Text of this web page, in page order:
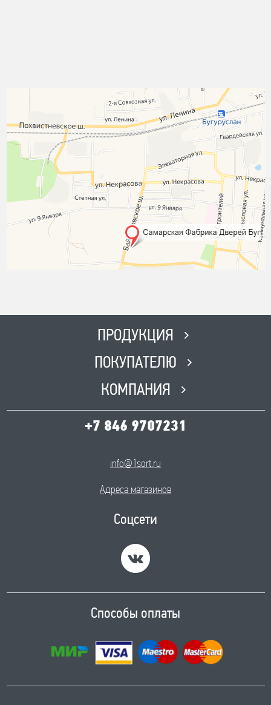
ПРОДУКЦИЯ
ПОКУПАТЕЛЮ
КОМПАНИЯ
+7 846 9707231
info@1sort.ru
Адреса магазинов
Соцсети
Способы оплаты